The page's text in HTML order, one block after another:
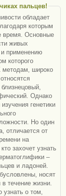
пальцев!
обладает
которым
время. Основные
живых
и применению
которого
методам, широко
Однако
генетики
Но один
отличается от
на
захочет узнать
–
и ладоней.
носят
течение жизни.
о том,